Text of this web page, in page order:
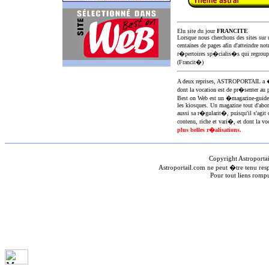
Elu site du jourFRANCITE
Lorsque nous cherchons des sites
centaines de pages afin d'atteindre
r�pertoires sp�cialis�s qui
(Francit�)
A deux reprises,
dont la vocation est de pr�senter au
Best on Web est un �magazine-
les kiosques. Un magazine tout
aussi sa r�gularit�, puisqu'il s'agit
contenu, riche et vari�, et dont la
plus belles r�alisations.
Copyright
Astroportail.com ne peut �tre tenu
Pour tout liens